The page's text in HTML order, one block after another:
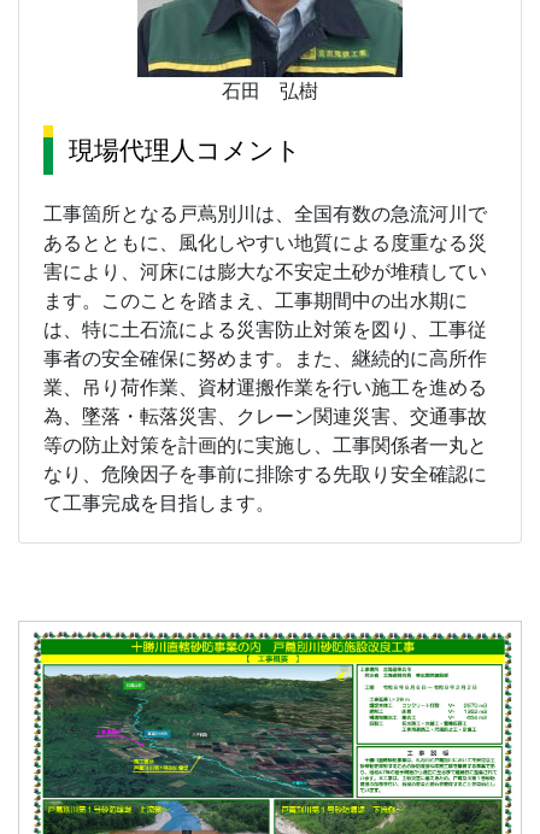
石田 弘樹
現場代理人コメント
工事箇所となる戸蔦別川は、全国有数の急流河川で
あるとともに、風化しやすい地質による度重なる災
害により、河床には膨大な不安定土砂が堆積してい
ます。このことを踏まえ、工事期間中の出水期に
は、特に土石流による災害防止対策を図り、工事従
事者の安全確保に努めます。また、継続的に高所作
業、吊り荷作業、資材運搬作業を行い施工を進める
為、墜落・転落災害、クレーン関連災害、交通事故
等の防止対策を計画的に実施し、工事関係者一丸と
なり、危険因子を事前に排除する先取り安全確認に
て工事完成を目指します。